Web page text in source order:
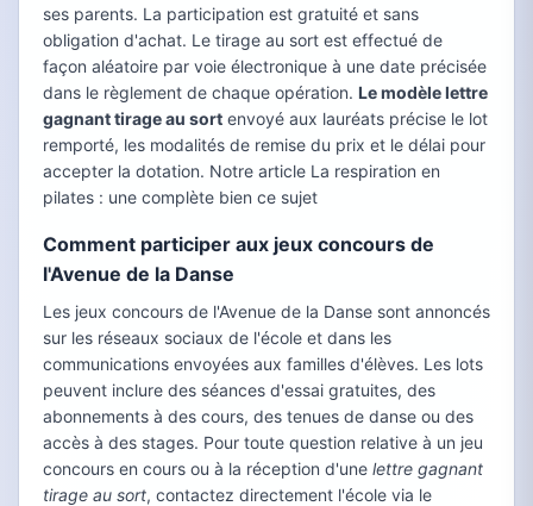
ses parents. La participation est gratuité et sans
obligation d'achat. Le tirage au sort est effectué de
façon aléatoire par voie électronique à une date précisée
dans le règlement de chaque opération. Le modèle lettre
gagnant tirage au sort envoyé aux lauréats précise le lot
remporté, les modalités de remise du prix et le délai pour
accepter la dotation. Notre article La respiration en
pilates : une complète bien ce sujet
Comment participer aux jeux concours de
l'Avenue de la Danse
Les jeux concours de l'Avenue de la Danse sont annoncés
sur les réseaux sociaux de l'école et dans les
communications envoyées aux familles d'élèves. Les lots
peuvent inclure des séances d'essai gratuites, des
abonnements à des cours, des tenues de danse ou des
accès à des stages. Pour toute question relative à un jeu
concours en cours ou à la réception d'une lettre gagnant
tirage au sort, contactez directement l'école via le